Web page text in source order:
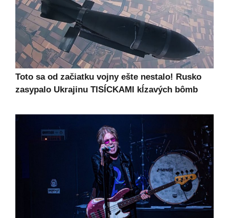
Toto sa od začiatku vojny ešte nestalo! Rusko
zasypalo Ukrajinu TISÍCKAMI kĺzavých bômb